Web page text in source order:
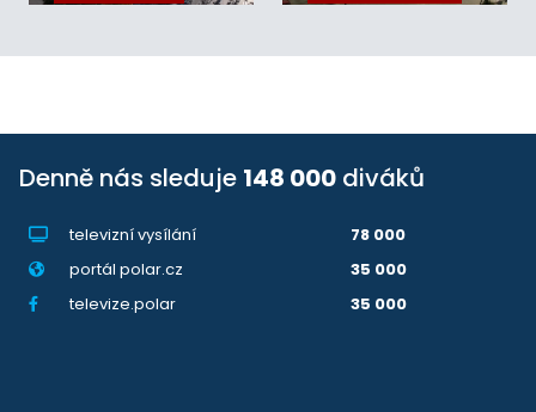
Denně nás sleduje 148 000 diváků
televizní vysílání
78 000
portál polar.cz
35 000
televize.polar
35 000